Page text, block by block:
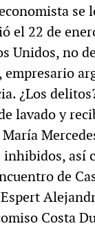
el 22 de
Unidos, no
empresario
¿Los
lavado y
María
así
de
Costa